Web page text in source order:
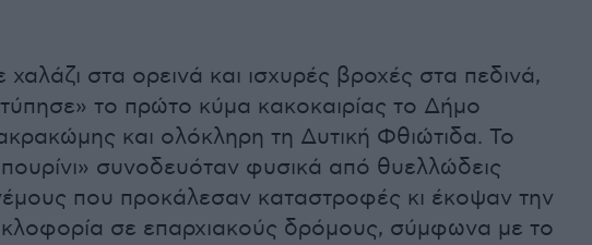
χαλάζι στα ορεινά και ισχυρές βροχές στα πεδινά,
το πρώτο κύμα κακοκαιρίας το Δήμο
και ολόκληρη τη Δυτική Φθιώτιδα. Το
συνοδευόταν φυσικά από θυελλώδεις
που προκάλεσαν καταστροφές κι έκοψαν την
σε επαρχιακούς δρόμους, σύμφωνα με το